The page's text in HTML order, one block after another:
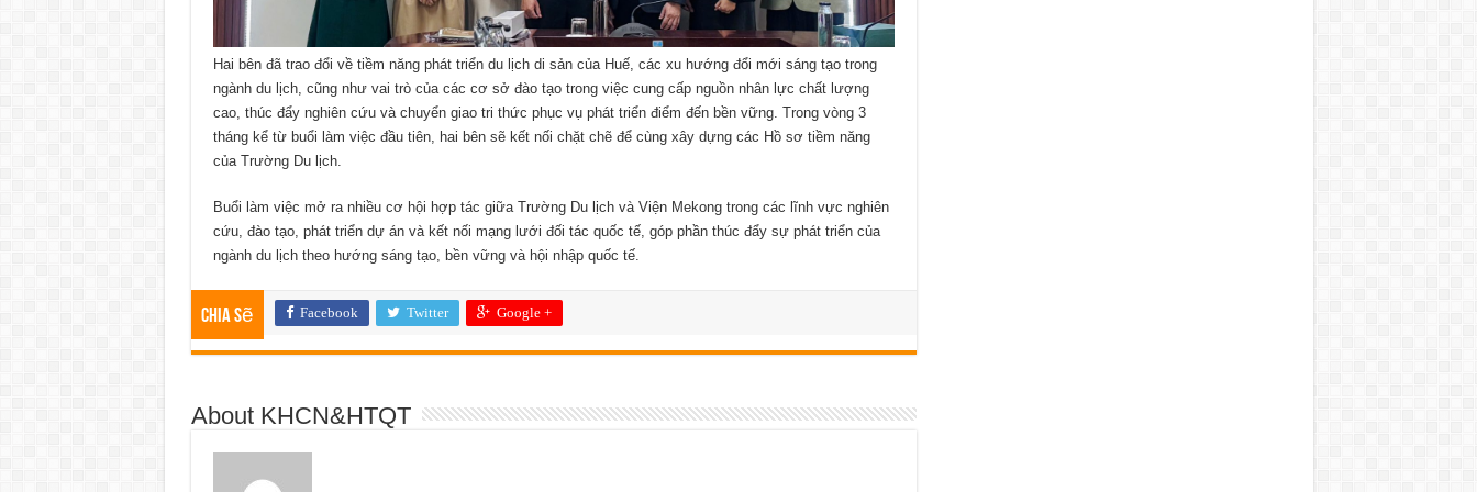
Hai bên đã trao đổi về tiềm năng phát triển du lịch di sản của Huế, các xu hướng đổi mới sáng tạo trong
ngành du lịch, cũng như vai trò của các cơ sở đào tạo trong việc cung cấp nguồn nhân lực chất lượng
cao, thúc đẩy nghiên cứu và chuyển giao tri thức phục vụ phát triển điểm đến bền vững. Trong vòng 3
tháng kể từ buổi làm việc đầu tiên, hai bên sẽ kết nối chặt chẽ để cùng xây dựng các Hồ sơ tiềm năng
của Trường Du lịch.
Buổi làm việc mở ra nhiều cơ hội hợp tác giữa Trường Du lịch và Viện Mekong trong các lĩnh vực nghiên
cứu, đào tạo, phát triển dự án và kết nối mạng lưới đối tác quốc tế, góp phần thúc đẩy sự phát triển của
ngành du lịch theo hướng sáng tạo, bền vững và hội nhập quốc tế.
Chia sẽ Facebook Twitter Google +
About KHCN&HTQT